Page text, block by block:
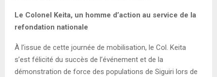
Le Colonel Keita, un homme d’action au service de la
refondation nationale
À l’issue de cette journée de mobilisation, le Col. Keita
s’est félicité du succès de l’événement et de la
démonstration de force des populations de Siguiri lors de